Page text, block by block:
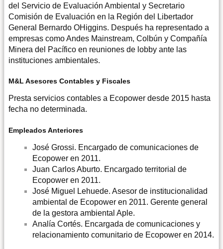
del Servicio de Evaluación Ambiental y Secretario
Comisión de Evaluación en la Región del Libertador
General Bernardo OHiggins. Después ha representado a
empresas como Andes Mainstream, Colbún y Compañía
Minera del Pacífico en reuniones de lobby ante las
instituciones ambientales.
M&L Asesores Contables y Fiscales
Presta servicios contables a Ecopower desde 2015 hasta
fecha no determinada.
Empleados Anteriores
José Grossi. Encargado de comunicaciones de
Ecopower en 2011.
Juan Carlos Aburto. Encargado territorial de
Ecopower en 2011.
José Miguel Lehuede. Asesor de institucionalidad
ambiental de Ecopower en 2011. Gerente general
de la gestora ambiental Aple.
Analía Cortés. Encargada de comunicaciones y
relacionamiento comunitario de Ecopower en 2014.